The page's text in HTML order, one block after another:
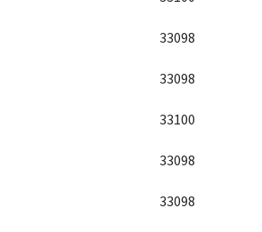
33098
33098
33100
33098
33098